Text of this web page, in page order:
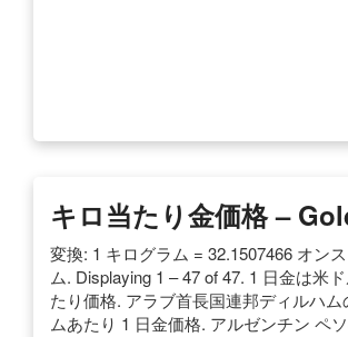
キロ当たり金価格 –
変換: 1 キログラム = 32.1507466 オン
ム. Displaying 1 – 47 of 47. 1 日金は米
たり価格. アラブ首長国連邦ディルハム
ムあたり 1 日金価格. アルゼンチン ペ